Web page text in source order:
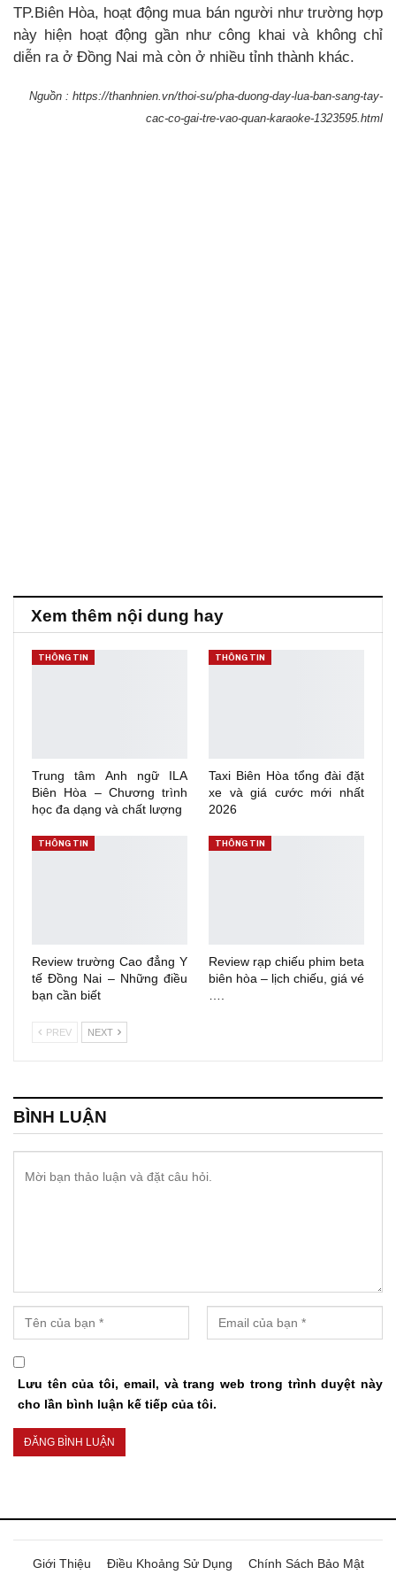
TP.Biên Hòa, hoạt động mua bán người như trường hợp
này hiện hoạt động gần như công khai và không chỉ
diễn ra ở Đồng Nai mà còn ở nhiều tỉnh thành khác.
Nguồn : https://thanhnien.vn/thoi-su/pha-duong-day-lua-ban-sang-tay-
cac-co-gai-tre-vao-quan-karaoke-1323595.html
Xem thêm nội dung hay
THÔNG TIN
Trung tâm Anh ngữ ILA
Biên Hòa – Chương trình
học đa dạng và chất lượng
THÔNG TIN
Taxi Biên Hòa tổng đài đặt
xe và giá cước mới nhất
2026
THÔNG TIN
Review trường Cao đẳng Y
tế Đồng Nai – Những điều
bạn cần biết
THÔNG TIN
Review rạp chiếu phim beta
biên hòa – lịch chiếu, giá vé
PREV NEXT
BÌNH LUẬN
Lưu tên của tôi, email, và trang web trong trình duyệt này
cho lần bình luận kế tiếp của tôi.
Giới Thiệu Điều Khoảng Sử Dụng Chính Sách Bảo Mật